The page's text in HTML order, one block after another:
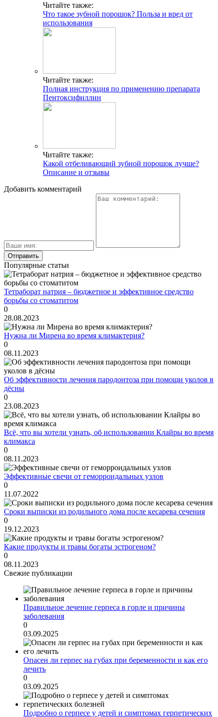
Читайте также:
Что такое зубной порошок? Польза и вред от
использования
Читайте также:
Полная инструкция по применению препарата
Пентоксифиллин
Читайте также:
Какой отбеливающий зубной порошок лучше?
Описание и отзывы
Добавить комментарий
Популярные статьи
Тетраборат натрия – бюджетное и эффективное средство
борьбы со стоматитом
0
28.08.2023
Нужна ли Мирена во время климактерия?
0
08.11.2023
Об эффективности лечения пародонтоза при помощи уколов в
дёсны
0
23.08.2023
Всё, что вы хотели узнать, об использовании Клайры во время
климакса
0
08.11.2023
Эффективные свечи от геморроидальных узлов
0
11.07.2022
Сроки выписки из родильного дома после кесарева сечения
0
19.12.2023
Какие продукты и травы богаты эстрогеном?
0
08.11.2023
Свежие публикации
Правильное лечение герпеса в горле и причины
заболевания
0
03.09.2025
Опасен ли герпес на губах при беременности и как его
лечить
0
03.09.2025
Подробно о герпесе у детей и симптомах герпетических